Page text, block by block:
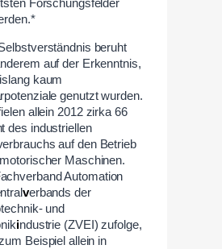
Forschungsfelder
beruht
auf der Erkenntnis,
kaum
genutzt wurden.
allein 2012 zirka 66
des industriellen
auf den Betrieb
Maschinen.
Automation
verbands der
und
industrie (ZVEI) zufolge,
Beispiel allein in